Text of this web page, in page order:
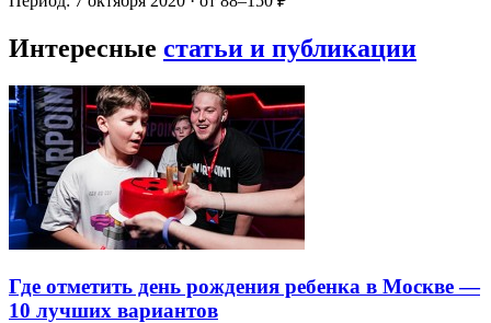
Интересные статьи и публикации
Где отметить день рождения ребенка в Москве —
10 лучших вариантов